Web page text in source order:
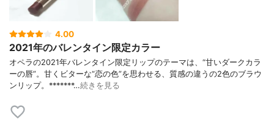
4.00
2021年のバレンタイン限定カラー
オペラの2021年バレンタイン限定リップのテーマは、“甘いダークカラ
ーの唇”。甘くビターな“恋の色”を思わせる、質感の違うの2色のブラウ
ンリップ。*******…続きを見る